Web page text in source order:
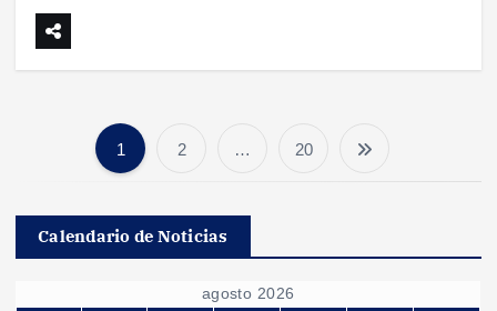
a
g
1 2 … 20
Calendario de Noticias
agosto 2026